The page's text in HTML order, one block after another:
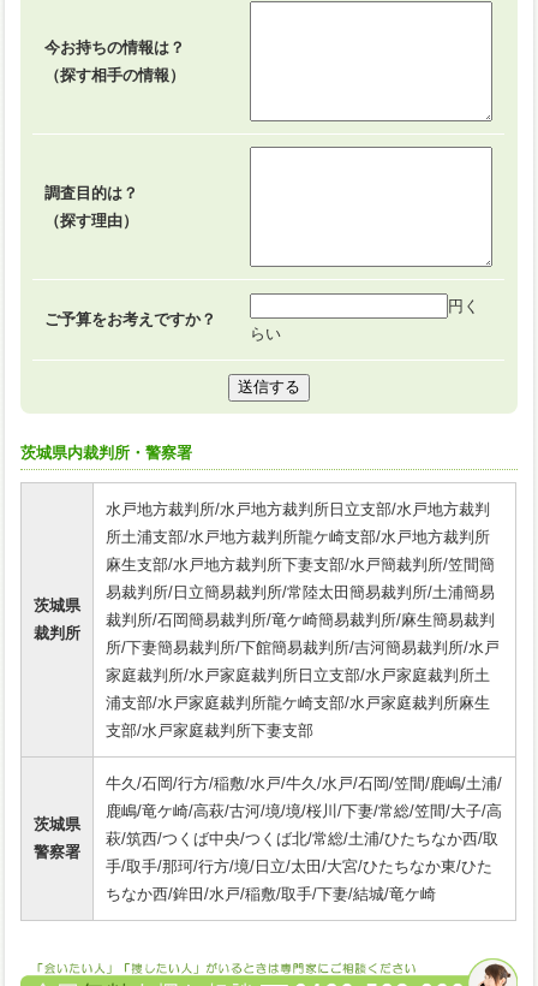
今お持ちの情報は？
（探す相手の情報）
調査目的は？
（探す理由）
ご予算をお考えですか？
円く
らい
茨城県内裁判所・警察署
茨城県
裁判所
水戸地方裁判所/水戸地方裁判所日立支部/水戸地方裁判
所土浦支部/水戸地方裁判所龍ケ崎支部/水戸地方裁判所
麻生支部/水戸地方裁判所下妻支部/水戸簡裁判所/笠間簡
易裁判所/日立簡易裁判所/常陸太田簡易裁判所/土浦簡易
裁判所/石岡簡易裁判所/竜ケ崎簡易裁判所/麻生簡易裁判
所/下妻簡易裁判所/下館簡易裁判所/吉河簡易裁判所/水戸
家庭裁判所/水戸家庭裁判所日立支部/水戸家庭裁判所土
浦支部/水戸家庭裁判所龍ケ崎支部/水戸家庭裁判所麻生
支部/水戸家庭裁判所下妻支部
茨城県
警察署
牛久/石岡/行方/稲敷/水戸/牛久/水戸/石岡/笠間/鹿嶋/土浦/
鹿嶋/竜ケ崎/高萩/古河/境/境/桜川/下妻/常総/笠間/大子/高
萩/筑西/つくば中央/つくば北/常総/土浦/ひたちなか西/取
手/取手/那珂/行方/境/日立/太田/大宮/ひたちなか東/ひた
ちなか西/鉾田/水戸/稲敷/取手/下妻/結城/竜ケ崎